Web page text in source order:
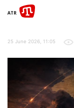
25 June 2026, 11:05